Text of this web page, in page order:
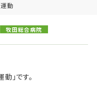
動
牧田総合病院
」です。